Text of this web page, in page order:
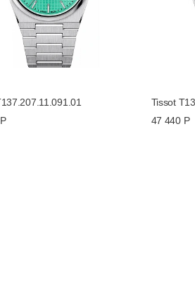
Tissot
47 440 Р